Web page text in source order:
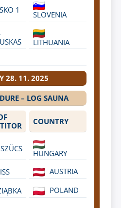
1 SLOVENIA
LITHUANIA
28. 11. 2025
– LOG SAUNA
COUNTRY
HUNGARY
AUSTRIA
POLAND